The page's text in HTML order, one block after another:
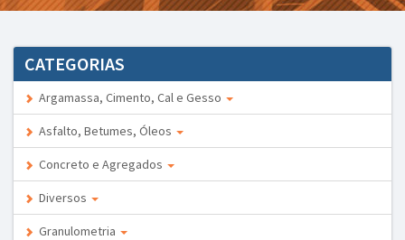
CATEGORIAS
Argamassa, Cimento, Cal e Gesso
Asfalto, Betumes, Óleos
Concreto e Agregados
Diversos
Granulometria